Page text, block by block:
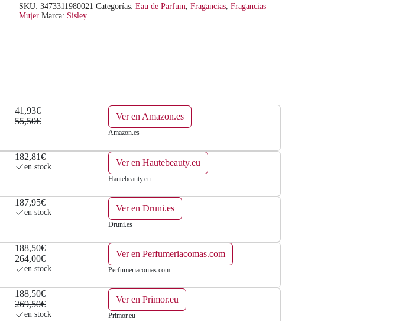
:
5
€
.
SKU: 3473311980021 Categorías: Eau de Parfum, Fragancias, Fragancias
Mujer Marca: Sisley
41,93€
55,50€
Ver en Amazon.es
Amazon.es
182,81€
en stock Ver en Hautebeauty.eu
Hautebeauty.eu
187,95€
en stock Ver en Druni.es
Druni.es
188,50€
264,00€
en stock
Ver en Perfumeriacomas.com
Perfumeriacomas.com
188,50€
269,50€
en stock
Ver en Primor.eu
Primor.eu